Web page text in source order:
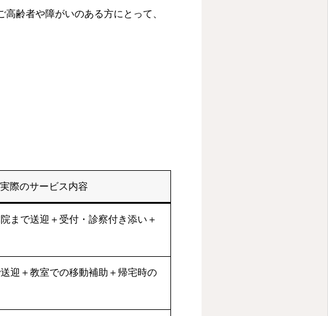
齢者や障がいのある方にとって、
実際のサービス内容
まで送迎＋受付・診察付き添い＋
迎＋教室での移動補助＋帰宅時の